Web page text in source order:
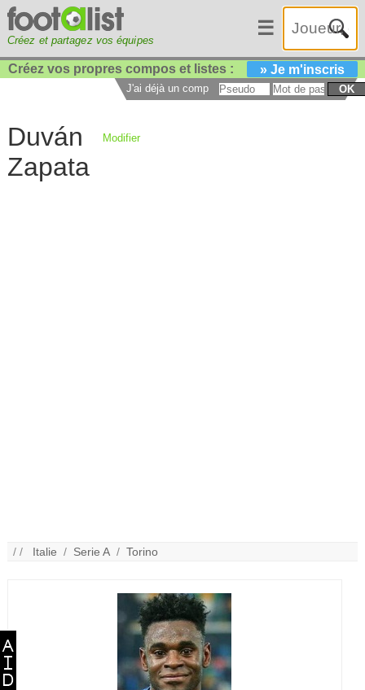
Créez et partagez vos équipes
☰
Créez vos propres compos et listes : » Je m'inscris
J'ai déjà un compte : OK
Duván
Zapata
Modifier
/ / Italie / Serie A /Torino